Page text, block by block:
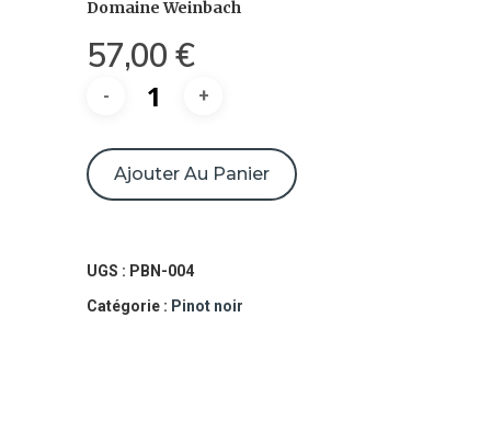
Domaine Weinbach
57,00 €
de
Pinot
Clos
Des
Ajouter Au Panier
UGS : PBN-004
Catégorie : Pinot noir